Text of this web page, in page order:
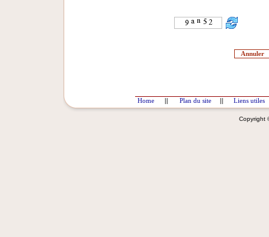
Home || Plan du site || Liens utiles
Copyright